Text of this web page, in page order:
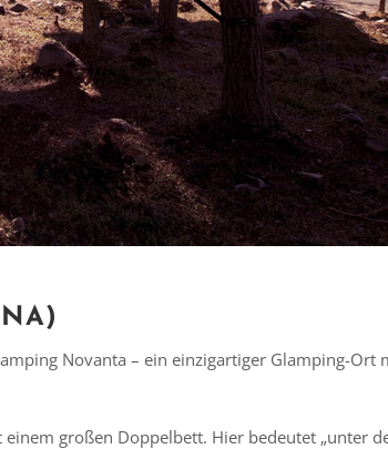
Novanta – ein einzigartiger Glamping-Ort
großen Doppelbett. Hier bedeutet „unter